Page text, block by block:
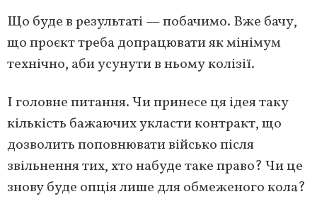
Що буде в результаті — побачимо. Вже бачу,
що проєкт треба допрацювати як мінімум
технічно, аби усунути в ньому колізії.
І головне питання. Чи принесе ця ідея таку
кількість бажаючих укласти контракт, що
дозволить поповнювати військо після
звільнення тих, хто набуде таке право? Чи це
знову буде опція лише для обмеженого кола?